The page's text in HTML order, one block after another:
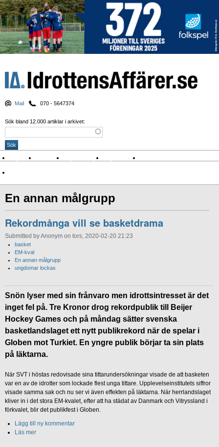
Mail 070 - 5647374
Sök bland 12.000 artiklar i arkivet:
Nyheter Krönikor Sport & spel Nyhetsbrev
En annan målgrupp
Rekordmånga vill se basketdrama
Submitted by Anonym on tors, 2020-02-20 21:23
basket
EM-kval
En annan målgrupp
ungdomar lockas
Snön lyser med sin frånvaro men idrottsintresset är det
inget fel på. Tre Kronor drog rekordpublik till Beijer
Hockey Games och på måndag sätter svenska
basketlandslaget ett nytt publikrekord när de spelar i
Globen mot Turkiet. En yngre publik börjar ta sin plats
på läktarna.
När SVT i höstas redovisade sina tittarundersökningar visade de att basketen
var en av de idrotter som lockade flest unga tittare. Upplevelseinstitutets siffror
visade samma sak och nu ser vi även effekten på läktarna. När herrlandslaget
kliver in i det stora EM-kvalet, efter att ha städat av Danmark och Vitryssland i
förkvalet, blir det publikfest i Globen.
Lägg till ny kommentar
Läs mer